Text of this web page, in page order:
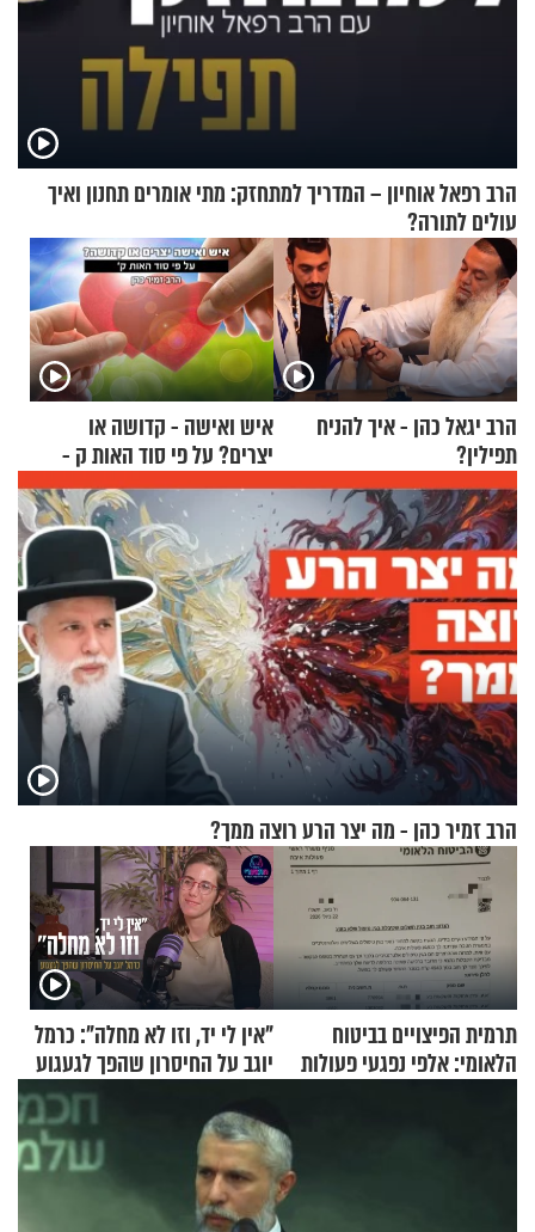
הרב רפאל אוחיון – המדריך למתחזק: מתי אומרים תחנון ואיך
עולים לתורה?
הרב יגאל כהן - איך להניח
תפילין?
איש ואישה - קדושה או
יצרים? על פי סוד האות ק -
הרב זמיר כהן
הרב זמיר כהן - מה יצר הרע רוצה ממך?
תרמית הפיצויים בביטוח
הלאומי: אלפי נפגעי פעולות
"אין לי יד, וזו לא מחלה": כרמל
יוגב על החיסרון שהפך לגעגוע